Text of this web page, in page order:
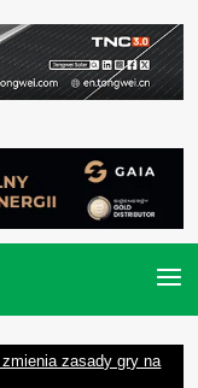
zasady gry na